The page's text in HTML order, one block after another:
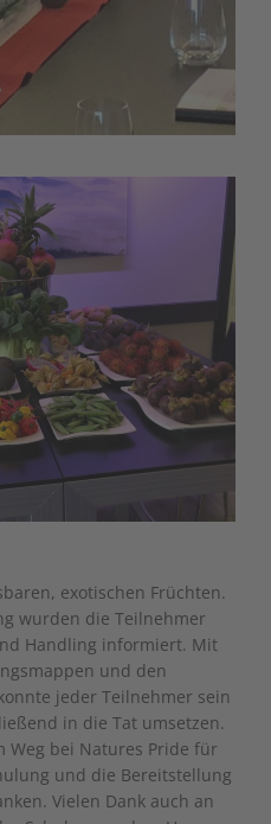
exotischen Früchten.
wurden die Teilnehmer
Handling informiert. Mit
und den
jeder Teilnehmer sein
in die Tat umsetzen.
Weg bei Natures Pride für
und die Bereitstellung
Vielen Dank auch an